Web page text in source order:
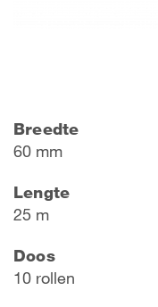
Breedte
60 mm
Lengte
25 m
Doos
10 rollen